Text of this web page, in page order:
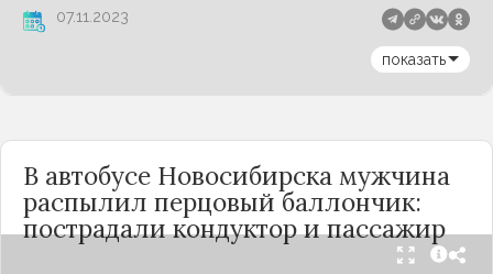
07.11.2023
показать
В автобусе Новосибирска мужчина
распылил перцовый баллончик:
пострадали кондуктор и пассажир